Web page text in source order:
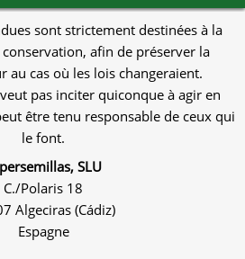
sont strictement destinées à la
afin de préserver la
au cas où les lois changeraient.
pas inciter quiconque à agir en
être tenu responsable de ceux qui
le font.
SLU
C./Polaris 18
Algeciras (Cádiz)
Espagne